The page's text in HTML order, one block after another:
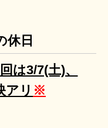
休日
は3/7(土)、
アリ ※